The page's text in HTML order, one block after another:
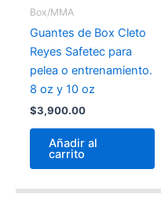
Box/MMA
Guantes de Box Cleto
Reyes Safetec para
pelea o entrenamiento.
8 oz y 10 oz
$3,900.00
Añadir al
carrito